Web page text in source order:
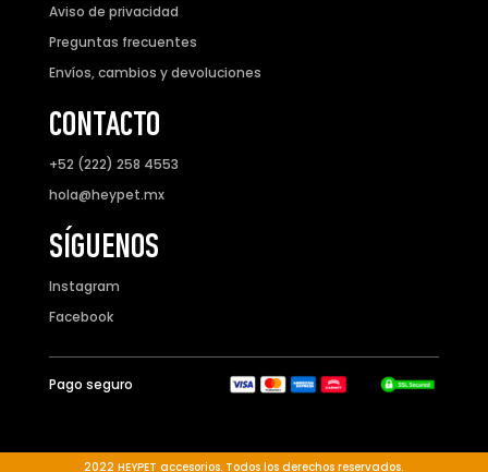
Aviso de privacidad
Preguntas frecuentes
Envíos, cambios y devoluciones
CONTACTO
+52 (222) 258 4553
hola@heypet.mx
SÍGUENOS
Instagram
Facebook
Pago seguro
2022 HEYPET accesorios. Todos los derechos reservados.